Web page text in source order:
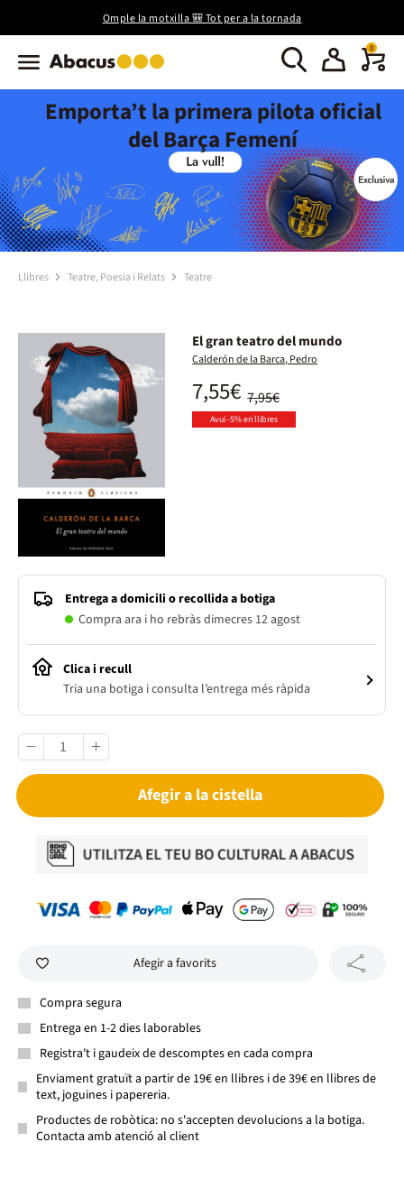
Omple la motxilla 🎒 Tot per a la tornada
0
Emporta’t la primera pilota oficial
del Barça Femení
Llibres Teatre, Poesia i Relats Teatre
El gran teatro del mundo
Calderón de la Barca, Pedro
7,95€
7,55€
Avui -5% en llibres
Entrega a domicili o recollida a botiga
Compra ara i ho rebràs dimecres 12 agost
Clica i recull
Tria una botiga i consulta l’entrega més ràpida
Afegir a la cistella
Afegir a favorits
Compra segura
Entrega en 1-2 dies laborables
Registra't i gaudeix de descomptes en cada compra
Enviament gratuït a partir de 19€ en llibres i de 39€ en llibres de
text, joguines i papereria.
Productes de robòtica: no s'accepten devolucions a la botiga.
Contacta amb atenció al client